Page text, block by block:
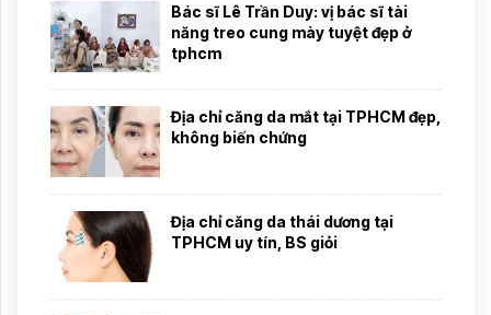
Bác sĩ Lê Trần Duy: vị bác sĩ tài
năng treo cung mày tuyệt đẹp ở
tphcm
Địa chỉ căng da mắt tại TPHCM đẹp,
không biến chứng
Địa chỉ căng da thái dương tại
TPHCM uy tín, BS giỏi